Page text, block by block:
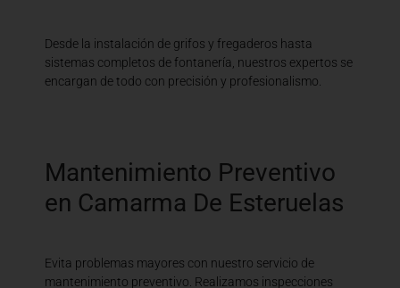
Desde la instalación de grifos y fregaderos hasta
sistemas completos de fontanería, nuestros expertos se
encargan de todo con precisión y profesionalismo.
Mantenimiento Preventivo
en Camarma De Esteruelas
Evita problemas mayores con nuestro servicio de
mantenimiento preventivo. Realizamos inspecciones